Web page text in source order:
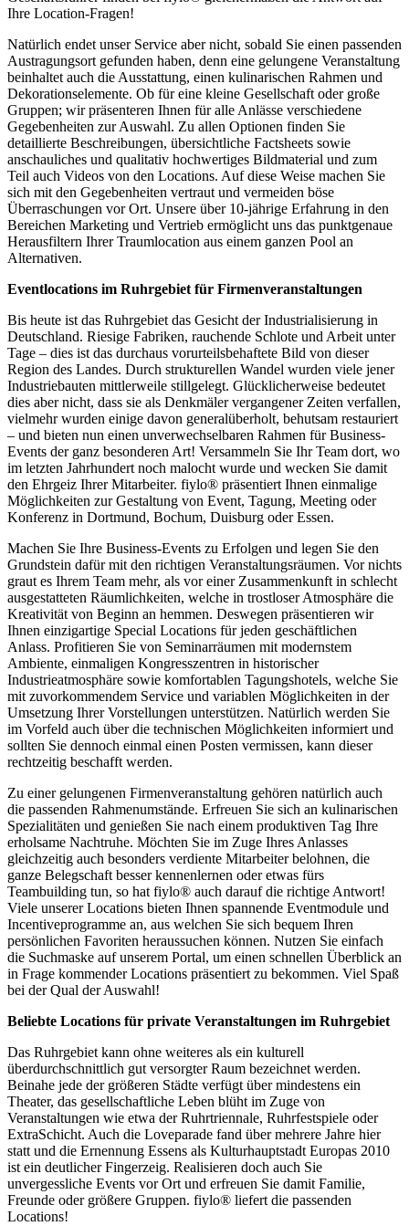
Ihre Location-Fragen!
Natürlich endet unser Service aber nicht, sobald Sie einen passenden
Austragungsort gefunden haben, denn eine gelungene Veranstaltung
beinhaltet auch die Ausstattung, einen kulinarischen Rahmen und
Dekorationselemente. Ob für eine kleine Gesellschaft oder große
Gruppen; wir präsenteren Ihnen für alle Anlässe verschiedene
Gegebenheiten zur Auswahl. Zu allen Optionen finden Sie
detaillierte Beschreibungen, übersichtliche Factsheets sowie
anschauliches und qualitativ hochwertiges Bildmaterial und zum
Teil auch Videos von den Locations. Auf diese Weise machen Sie
sich mit den Gegebenheiten vertraut und vermeiden böse
Überraschungen vor Ort. Unsere über 10-jährige Erfahrung in den
Bereichen Marketing und Vertrieb ermöglicht uns das punktgenaue
Herausfiltern Ihrer Traumlocation aus einem ganzen Pool an
Alternativen.
Eventlocations im Ruhrgebiet für Firmenveranstaltungen
Bis heute ist das Ruhrgebiet das Gesicht der Industrialisierung in
Deutschland. Riesige Fabriken, rauchende Schlote und Arbeit unter
Tage – dies ist das durchaus vorurteilsbehaftete Bild von dieser
Region des Landes. Durch strukturellen Wandel wurden viele jener
Industriebauten mittlerweile stillgelegt. Glücklicherweise bedeutet
dies aber nicht, dass sie als Denkmäler vergangener Zeiten verfallen,
vielmehr wurden einige davon generalüberholt, behutsam restauriert
– und bieten nun einen unverwechselbaren Rahmen für Business-
Events der ganz besonderen Art! Versammeln Sie Ihr Team dort, wo
im letzten Jahrhundert noch malocht wurde und wecken Sie damit
den Ehrgeiz Ihrer Mitarbeiter. fiylo® präsentiert Ihnen einmalige
Möglichkeiten zur Gestaltung von Event, Tagung, Meeting oder
Konferenz in Dortmund, Bochum, Duisburg oder Essen.
Machen Sie Ihre Business-Events zu Erfolgen und legen Sie den
Grundstein dafür mit den richtigen Veranstaltungsräumen. Vor nichts
graut es Ihrem Team mehr, als vor einer Zusammenkunft in schlecht
ausgestatteten Räumlichkeiten, welche in trostloser Atmosphäre die
Kreativität von Beginn an hemmen. Deswegen präsentieren wir
Ihnen einzigartige Special Locations für jeden geschäftlichen
Anlass. Profitieren Sie von Seminarräumen mit modernstem
Ambiente, einmaligen Kongresszentren in historischer
Industrieatmosphäre sowie komfortablen Tagungshotels, welche Sie
mit zuvorkommendem Service und variablen Möglichkeiten in der
Umsetzung Ihrer Vorstellungen unterstützen. Natürlich werden Sie
im Vorfeld auch über die technischen Möglichkeiten informiert und
sollten Sie dennoch einmal einen Posten vermissen, kann dieser
rechtzeitig beschafft werden.
Zu einer gelungenen Firmenveranstaltung gehören natürlich auch
die passenden Rahmenumstände. Erfreuen Sie sich an kulinarischen
Spezialitäten und genießen Sie nach einem produktiven Tag Ihre
erholsame Nachtruhe. Möchten Sie im Zuge Ihres Anlasses
gleichzeitig auch besonders verdiente Mitarbeiter belohnen, die
ganze Belegschaft besser kennenlernen oder etwas fürs
Teambuilding tun, so hat fiylo® auch darauf die richtige Antwort!
Viele unserer Locations bieten Ihnen spannende Eventmodule und
Incentiveprogramme an, aus welchen Sie sich bequem Ihren
persönlichen Favoriten heraussuchen können. Nutzen Sie einfach
die Suchmaske auf unserem Portal, um einen schnellen Überblick an
in Frage kommender Locations präsentiert zu bekommen. Viel Spaß
bei der Qual der Auswahl!
Beliebte Locations für private Veranstaltungen im Ruhrgebiet
Das Ruhrgebiet kann ohne weiteres als ein kulturell
überdurchschnittlich gut versorgter Raum bezeichnet werden.
Beinahe jede der größeren Städte verfügt über mindestens ein
Theater, das gesellschaftliche Leben blüht im Zuge von
Veranstaltungen wie etwa der Ruhrtriennale, Ruhrfestspiele oder
ExtraSchicht. Auch die Loveparade fand über mehrere Jahre hier
statt und die Ernennung Essens als Kulturhauptstadt Europas 2010
ist ein deutlicher Fingerzeig. Realisieren doch auch Sie
unvergessliche Events vor Ort und erfreuen Sie damit Familie,
Freunde oder größere Gruppen. fiylo® liefert die passenden
Locations!